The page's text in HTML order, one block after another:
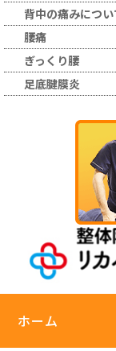
背中の痛みについ
腰痛
ぎっくり腰
足底腱膜炎
ホーム